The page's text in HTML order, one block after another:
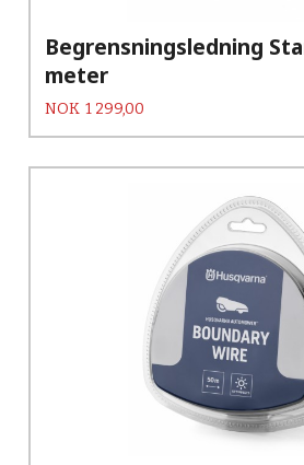
Begrensningsledning
meter
Pris
NOK 1 299,00